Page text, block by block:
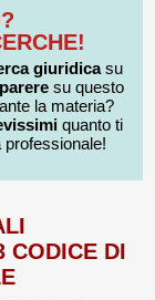
giuridicasu
pareresu questo
la materia?
quanto ti
CODICE DI